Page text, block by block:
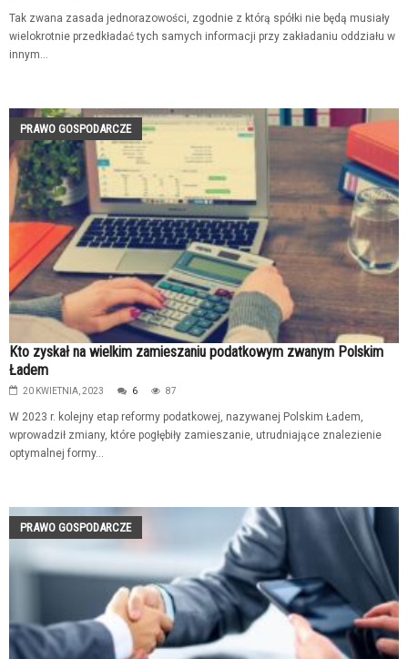
Tak zwana zasada jednorazowości, zgodnie z którą spółki nie będą musiały
wielokrotnie przedkładać tych samych informacji przy zakładaniu oddziału w
innym...
PRAWO GOSPODARCZE
Kto zyskał na wielkim zamieszaniu podatkowym zwanym Polskim
Ładem
20 KWIETNIA, 2023 6 87
W 2023 r. kolejny etap reformy podatkowej, nazywanej Polskim Ładem,
wprowadził zmiany, które pogłębiły zamieszanie, utrudniające znalezienie
optymalnej formy...
PRAWO GOSPODARCZE